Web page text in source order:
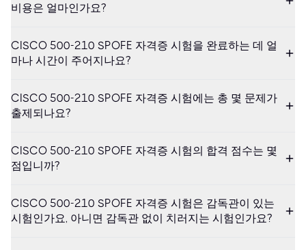
비용은 얼마인가요?
CISCO 500-210 SPOFE 자격증 시험을 완료하는 데 얼
마나 시간이 주어지나요?
CISCO 500-210 SPOFE 자격증 시험에는 총 몇 문제가
출제되나요?
CISCO 500-210 SPOFE 자격증 시험의 합격 점수는 몇
점입니까?
CISCO 500-210 SPOFE 자격증 시험은 감독관이 있는
시험인가요, 아니면 감독관 없이 치러지는 시험인가요?